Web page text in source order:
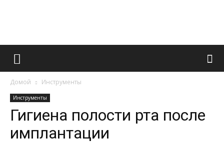
Французский
Домой Инструменты
Инструменты
Гигиена полости рта после
имплантации